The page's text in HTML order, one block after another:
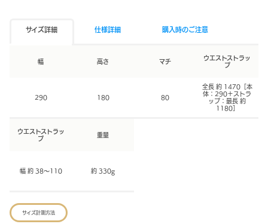
サイズ詳細 仕様詳細 購入時のご注意
幅
290
高さ
180
マチ
80
ウエストストラッ
プ
全長 約 1470［本
体：290＋ストラ
ップ：最長 約
1180］
ウエストストラッ
プ
幅 約 38～110
重量
約 330g
サイズ計測方法